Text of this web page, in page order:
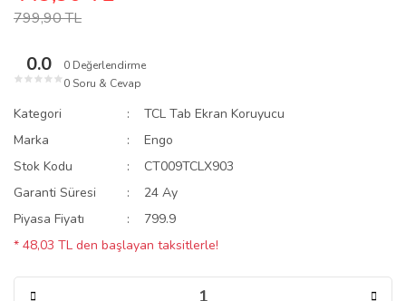
799,90 TL
0.0
★ ★ ★ ★ ★
0 Değerlendirme
0 Soru & Cevap
Kategori
TCL Tab Ekran Koruyucu
Marka
Engo
Stok Kodu
CT009TCLX903
Garanti Süresi
24 Ay
Piyasa Fiyatı
799.9
* 48,03 TL den başlayan taksitlerle!